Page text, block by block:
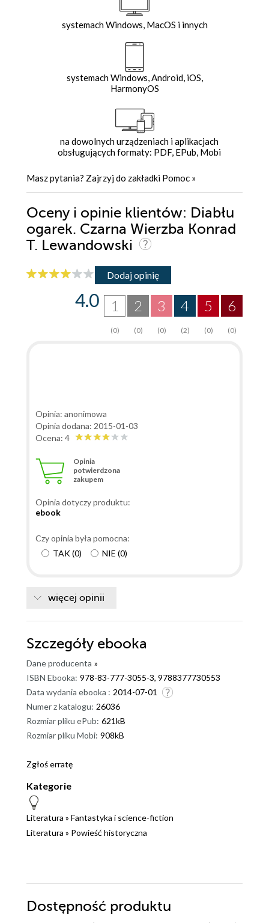
systemach Windows, MacOS i innych
systemach Windows, Android, iOS,
HarmonyOS
na dowolnych urządzeniach i aplikacjach
obsługujących formaty: PDF, EPub, Mobi
Masz pytania? Zajrzyj do zakładki Pomoc »
Oceny i opinie klientów: Diabłu
ogarek. Czarna Wierzba Konrad
T. Lewandowski
Dodaj opinię
6
(0)
5
(0)
4
(2)
3
(0)
2
(0)
1
(0)
4.0
Opinia: anonimowa
Opinia dodana: 2015-01-03
Ocena: 4
Opinia
potwierdzona
zakupem
Opinia dotyczy produktu:
ebook
Czy opinia była pomocna:
TAK(0) NIE (0)
więcej opinii
Szczegóły ebooka
Dane producenta »
ISBN Ebooka: 978-83-777-3055-3, 9788377730553
Data wydania ebooka : 2014-07-01
Numer z katalogu: 26036
Rozmiar pliku ePub: 621kB
Rozmiar pliku Mobi: 908kB
Zgłoś erratę
Kategorie
Literatura » Fantastyka i science-fiction
Literatura » Powieść historyczna
Dostępność produktu